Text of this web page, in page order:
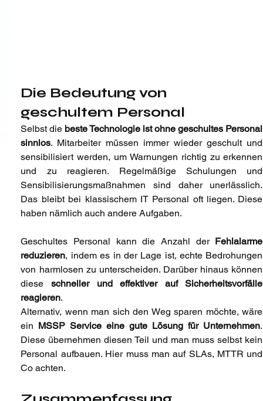
Die Bedeutung von
geschultem Personal
Selbst die beste Technologie ist ohne geschultes Personal
sinnlos. Mitarbeiter müssen immer wieder geschult und
sensibilisiert werden, um Warnungen richtig zu erkennen
und zu reagieren. Regelmäßige Schulungen und
Sensibilisierungsmaßnahmen sind daher unerlässlich.
Das bleibt bei klassischem IT Personal oft liegen. Diese
haben nämlich auch andere Aufgaben.
Geschultes Personal kann die Anzahl der Fehlalarme
reduzieren, indem es in der Lage ist, echte Bedrohungen
von harmlosen zu unterscheiden. Darüber hinaus können
diese schneller und effektiver auf Sicherheitsvorfälle
reagieren.
Alternativ, wenn man sich den Weg sparen möchte, wäre
ein MSSP Service eine gute Lösung für Unternehmen.
Diese übernehmen diesen Teil und man muss selbst kein
Personal aufbauen. Hier muss man auf SLAs, MTTR und
Co achten.